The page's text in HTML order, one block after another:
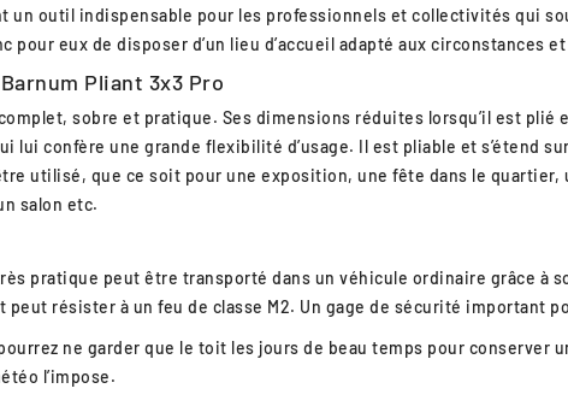
un outil indispensable pour les professionnels et collectivités qui
pour eux de disposer d’un lieu d’accueil adapté aux circonstances
Pliant 3x3 Pro
sobre et pratique. Ses dimensions réduites lorsqu’il est plié
lui confère une grande flexibilité d’usage. Il est pliable et s’étend
utilisé, que ce soit pour une exposition, une fête dans le quartier,
salon etc.
pratique peut être transporté dans un véhicule ordinaire grâce à
résister à un feu de classe M2. Un gage de sécurité important
ne garder que le toit les jours de beau temps pour conserver
l’impose.